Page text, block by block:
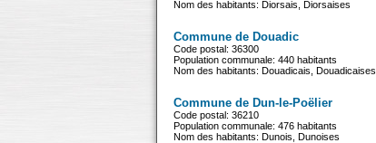
Nom des habitants: Diorsais, Diorsaises
Commune de Douadic
Code postal: 36300
Population communale: 440 habitants
Nom des habitants: Douadicais, Douadicaises
Commune de Dun-le-Poëlier
Code postal: 36210
Population communale: 476 habitants
Nom des habitants: Dunois, Dunoises